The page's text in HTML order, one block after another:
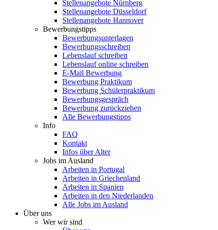
Stellenangebote Nürnberg
Stellenangebote Düsseldorf
Stellenangebote Hannover
Bewerbungstipps
Bewerbungsunterlagen
Bewerbungsschreiben
Lebenslauf schreiben
Lebenslauf online schreiben
E-Mail Bewerbung
Bewerbung Praktikum
Bewerbung Schülerpraktikum
Bewerbungsgespräch
Bewerbung zurückziehen
Alle Bewerbungstipps
Info
FAQ
Kontakt
Infos über Alter
Jobs im Ausland
Arbeiten in Portugal
Arbeiten in Griechenland
Arbeiten in Spanien
Arbeiten in den Niederlanden
Alle Jobs im Ausland
Über uns
Wer wir sind